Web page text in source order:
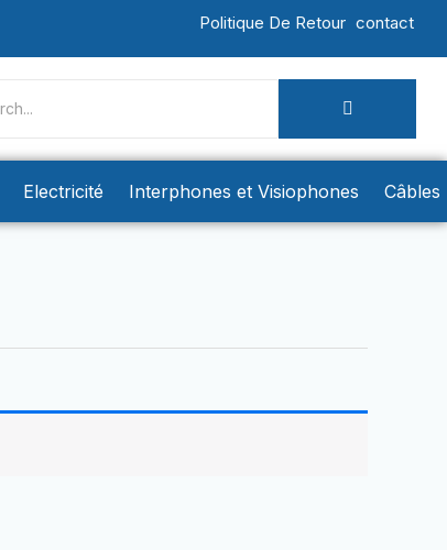
Politique De Retour contact
Electricité Interphones et Visiophones Câbles